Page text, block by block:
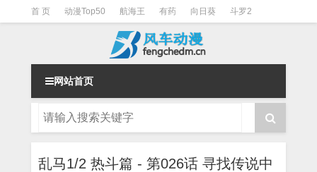
首 页 动漫Top50 航海王 有药 向日葵 斗罗2
一拳超人 柯南 阴阳师
网站首页
乱马1/2 热斗篇 - 第026话 寻找传说中